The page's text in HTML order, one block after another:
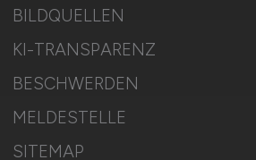
BILDQUELLEN
KI-TRANSPARENZ
BESCHWERDEN
MELDESTELLE
SITEMAP